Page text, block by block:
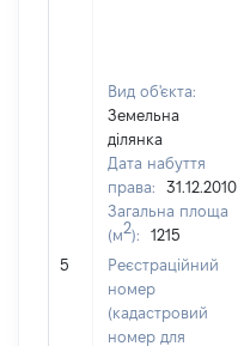
5
Вид об'єкта:
Земельна
ділянка
Дата набуття
права:
31.12.2010
Загальна площа
(м2):
1215
Реєстраційний
номер
(кадастровий
номер для